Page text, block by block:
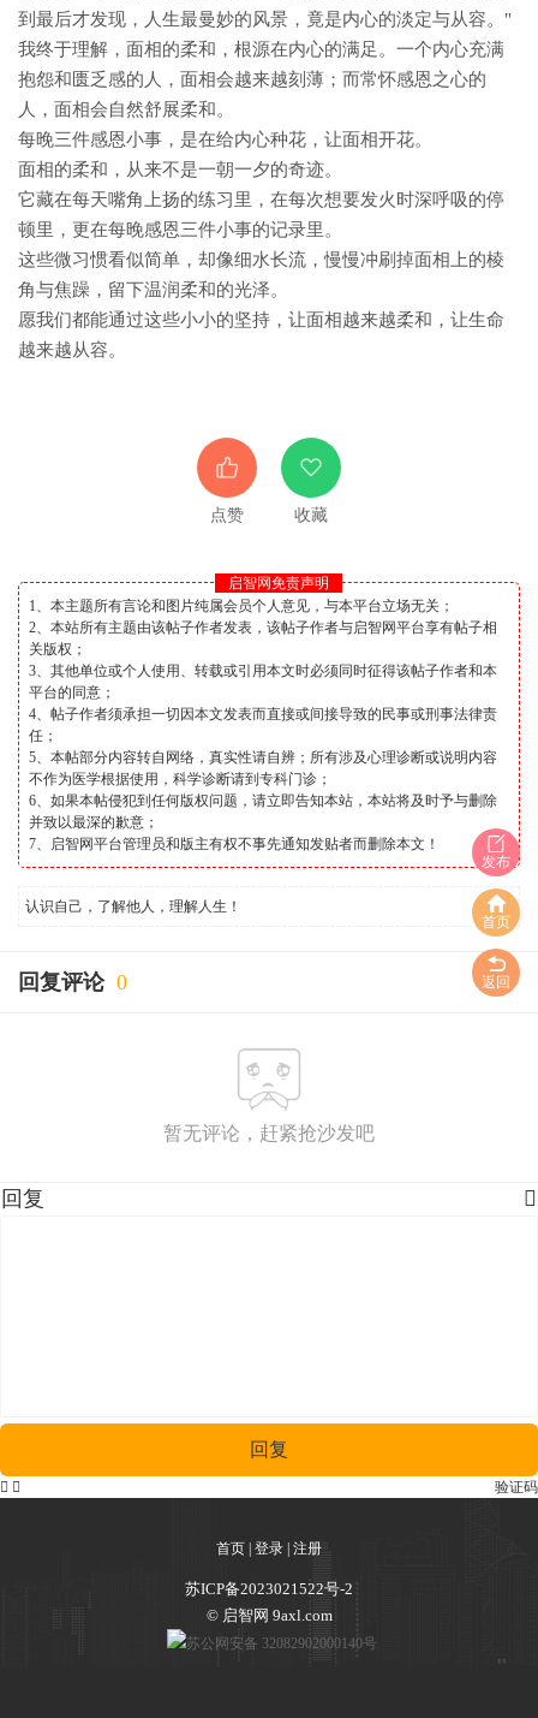
到最后才发现，人生最曼妙的风景，竟是内心的淡定与从容。"
我终于理解， 面相的柔和，根源在内心的满足 。一个内心充满
抱怨和匮乏感的人，面相会越来越刻薄；而常怀感恩之心的
人，面相会自然舒展柔和。
每晚三件感恩小事，是在给内心种花，让面相开花。
面相的柔和，从来不是一朝一夕的奇迹。
它藏在每天嘴角上扬的练习里，在每次想要发火时深呼吸的停
顿里，更在每晚感恩三件小事的记录里。
这些微习惯看似简单，却像细水长流，慢慢冲刷掉面相上的棱
角与焦躁，留下温润柔和的光泽。
愿我们都能通过这些小小的坚持，让面相越来越柔和，让生命
越来越从容。
点赞 收藏
启智网免责声明
1、本主题所有言论和图片纯属会员个人意见，与本平台立场无关；
2、本站所有主题由该帖子作者发表，该帖子作者与启智网平台享有帖子相
关版权；
3、其他单位或个人使用、转载或引用本文时必须同时征得该帖子作者和本
平台的同意；
4、帖子作者须承担一切因本文发表而直接或间接导致的民事或刑事法律责
任；
5、本帖部分内容转自网络，真实性请自辨；所有涉及心理诊断或说明内容
不作为医学根据使用，科学诊断请到专科门诊；
6、如果本帖侵犯到任何版权问题，请立即告知本站，本站将及时予与删除
并致以最深的歉意；
7、启智网平台管理员和版主有权不事先通知发贴者而删除本文！
认识自己，了解他人，理解人生！
回复评论 0
暂无评论，赶紧抢沙发吧
发布
首页
返回

回复
回复
验证码
 
首页 登录 注册
苏ICP备2023021522号-2
© 启智网 9axl.com
苏公网安备 32082902000140号